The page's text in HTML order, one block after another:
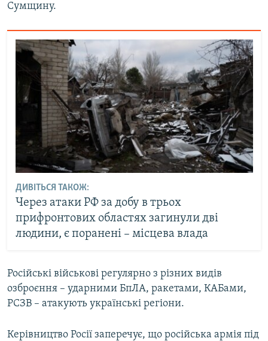
Сумщину.
ДИВІТЬСЯ ТАКОЖ:
Через атаки РФ за добу в трьох
прифронтових областях загинули дві
людини, є поранені – місцева влада
Російські військові регулярно з різних видів
озброєння – ударними БпЛА, ракетами, КАБами,
РСЗВ – атакують українські регіони.
Керівництво Росії заперечує, що російська армія під